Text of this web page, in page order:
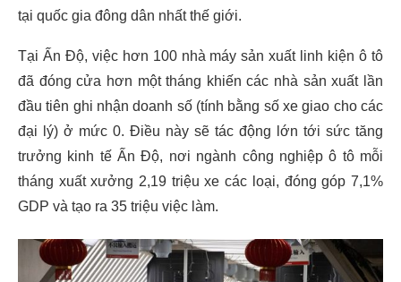
tại quốc gia đông dân nhất thế giới.
Tại Ấn Độ, việc hơn 100 nhà máy sản xuất linh kiện ô tô
đã đóng cửa hơn một tháng khiến các nhà sản xuất lần
đầu tiên ghi nhận doanh số (tính bằng số xe giao cho các
đại lý) ở mức 0. Điều này sẽ tác động lớn tới sức tăng
trưởng kinh tế Ấn Độ, nơi ngành công nghiệp ô tô mỗi
tháng xuất xưởng 2,19 triệu xe các loại, đóng góp 7,1%
GDP và tạo ra 35 triệu việc làm.